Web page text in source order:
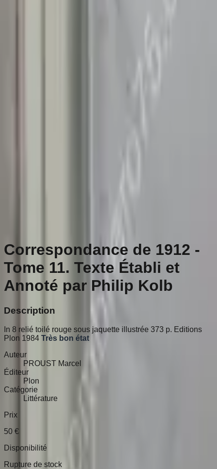
Correspondance de 1912 -
Tome 11. Texte Établi et
Annoté par Philip Kolb
Description
In 8 relié toilé rouge sous jaquette illustrée 373 p. Editions
Plon 1984 Très bon état
Auteur
PROUST Marcel
Éditeur
Plon
Catégorie
Littérature
Prix
50 €
Disponibilité
Rupture de stock